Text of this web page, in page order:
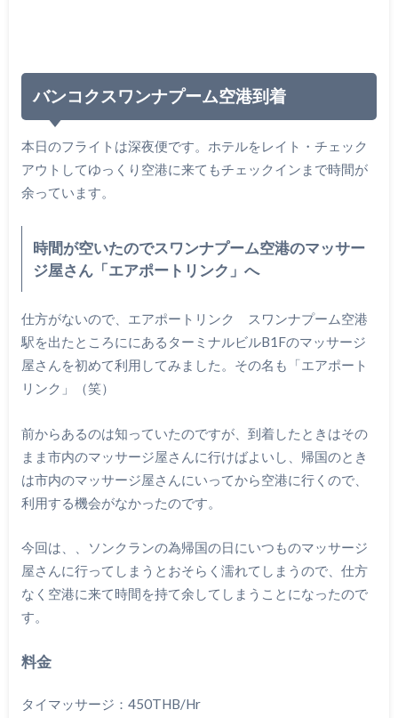
バンコクスワンナプーム空港到着
本日のフライトは深夜便です。ホテルをレイト・チェック
アウトしてゆっくり空港に来てもチェックインまで時間が
余っています。
時間が空いたのでスワンナプーム空港のマッサー
ジ屋さん「エアポートリンク」へ
仕方がないので、エアポートリンク スワンナプーム空港
駅を出たところににあるターミナルビルB1Fのマッサージ
屋さんを初めて利用してみました。その名も「エアポート
リンク」（笑）
前からあるのは知っていたのですが、到着したときはその
まま市内のマッサージ屋さんに行けばよいし、帰国のとき
は市内のマッサージ屋さんにいってから空港に行くので、
利用する機会がなかったのです。
今回は、、ソンクランの為帰国の日にいつものマッサージ
屋さんに行ってしまうとおそらく濡れてしまうので、仕方
なく空港に来て時間を持て余してしまうことになったので
す。
料金
タイマッサージ：450THB/Hr